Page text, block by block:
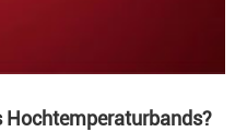
Hochtemperaturbands?